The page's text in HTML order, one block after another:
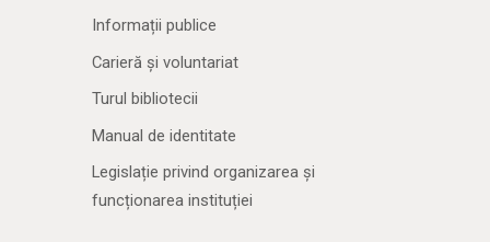
Informații publice
Carieră și voluntariat
Turul bibliotecii
Manual de identitate
Legislație privind organizarea și
funcționarea instituției